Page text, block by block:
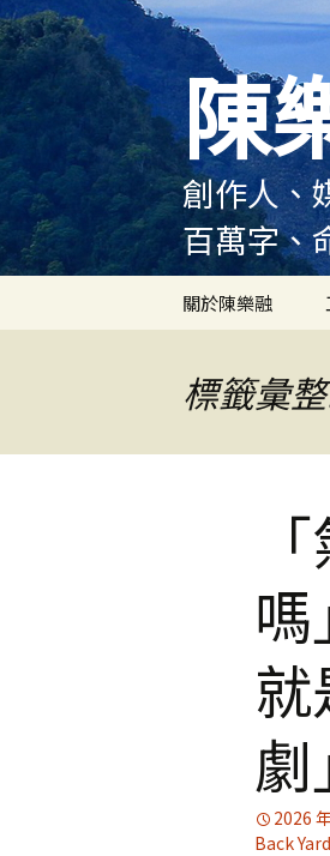
跳
至
主
容
陳
創作人、
百萬字、
關於陳樂融
陳樂融大事記
陳樂融舞台劇及
媒體專訪精選
標籤彙
劇
2026
Back Yard